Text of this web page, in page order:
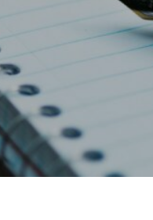
予防
脳卒中を予防する世
めた健康食を循環器